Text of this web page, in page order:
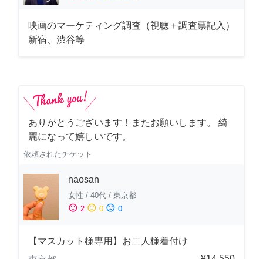
映画のマーケティング調査（視聴＋調査票記入）
新宿、渋谷等
ありがとうございます！またお願いします。 綺
麗になって嬉しいです。
依頼されたチケット
naosan
女性 / 40代 / 東京都
sentiment_satisfied 2 sentiment_neutral 0 sentiment_dissatisfied 0
【マスカット様専用】お二人様着付け